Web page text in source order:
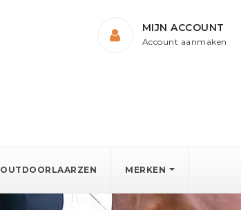
MIJN ACCOUNT
Account aanmaken
OUTDOORLAARZEN MERKEN